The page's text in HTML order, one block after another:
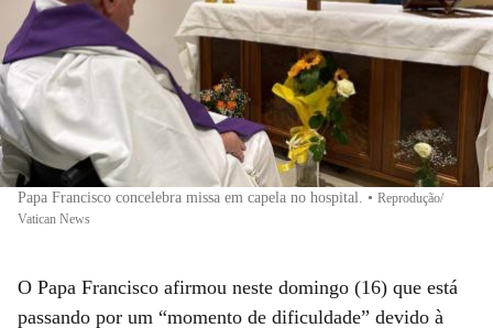
Papa Francisco concelebra missa em capela no hospital. • Reprodução/
Vatican News
O Papa Francisco afirmou neste domingo (16) que está
passando por um “momento de dificuldade” devido à